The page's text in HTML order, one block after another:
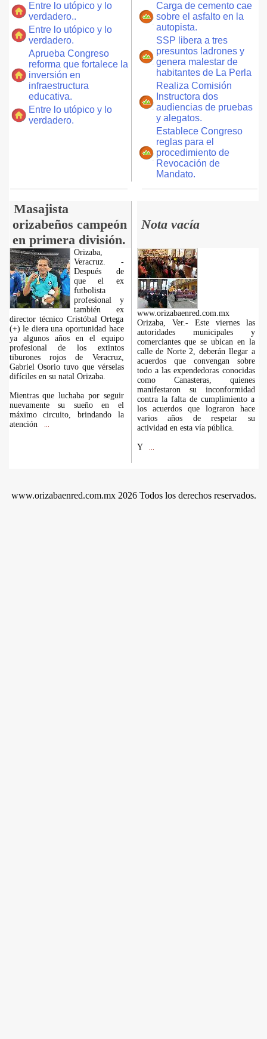
Entre lo utópico y lo
verdadero..
Entre lo utópico y lo
verdadero.
Aprueba Congreso
reforma que fortalece la
inversión en
infraestructura
educativa.
Entre lo utópico y lo
verdadero.
Carga de cemento cae
sobre el asfalto en la
autopista.
SSP libera a tres
presuntos ladrones y
genera malestar de
habitantes de La Perla
Realiza Comisión
Instructora dos
audiencias de pruebas
y alegatos.
Establece Congreso
reglas para el
procedimiento de
Revocación de
Mandato.
Masajista
orizabeños campeón
en primera división.
Nota vacía
Orizaba,
Veracruz. -
Después de
que el ex
futbolista
profesional y
también ex
director técnico Cristóbal Ortega
(+) le diera una oportunidad hace
ya algunos años en el equipo
profesional de los extintos
tiburones rojos de Veracruz,
Gabriel Osorio tuvo que vérselas
difíciles en su natal Orizaba.
Mientras que luchaba por seguir
nuevamente su sueño en el
máximo circuito, brindando la
atención
www.orizabaenred.com.mx
Orizaba, Ver.- Este viernes las
autoridades municipales y
comerciantes que se ubican en la
calle de Norte 2, deberán llegar a
acuerdos que convengan sobre
todo a las expendedoras conocidas
como Canasteras, quienes
manifestaron su inconformidad
contra la falta de cumplimiento a
los acuerdos que lograron hace
varios años de respetar su
actividad en esta vía pública.
Y
www.orizabaenred.com.mx 2026 Todos los derechos reservados.